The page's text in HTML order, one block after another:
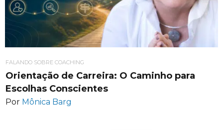
FALANDO SOBRE COACHING
Orientação de Carreira: O Caminho para
Escolhas Conscientes
Por Mônica Barg